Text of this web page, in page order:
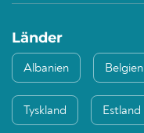
Länder
Albanien Belgien
Tyskland Estland